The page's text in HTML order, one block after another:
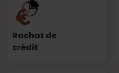
Rachat de
crédit